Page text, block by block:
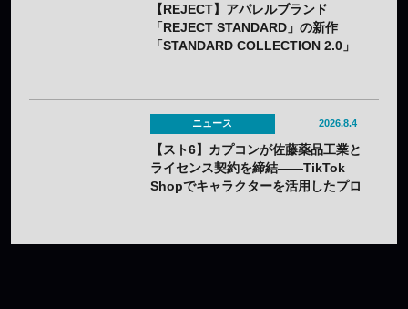
【REJECT】アパレルブランド
「REJECT STANDARD」の新作
「STANDARD COLLECTION 2.0」
ニュース 2026.8.4
【スト6】カプコンが佐藤薬品工業と
ライセンス契約を締結——TikTok
Shopでキャラクターを活用したプロ